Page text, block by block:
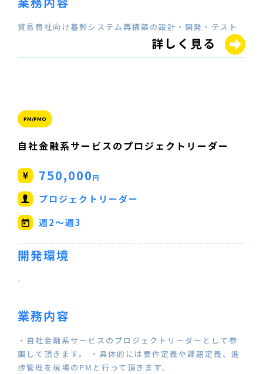
貿易商社向け基幹システム再構築の設計・開発・テスト
詳しく見る
PM/PMO
自社金融系サービスのプロジェクトリーダー
750,000円
プロジェクトリーダー
週2～週3
開発環境
-
業務内容
・自社金融系サービスのプロジェクトリーダーとして参
画して頂きます。 ・具体的には要件定義や課題定義、進
捗管理を現場のPMと行って頂きます。